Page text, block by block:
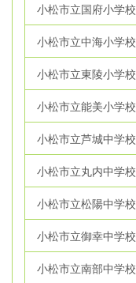
小松市立国府小学校
小松市立中海小学校
小松市立東陵小学校
小松市立能美小学校
小松市立芦城中学校
小松市立丸内中学校
小松市立松陽中学校
小松市立御幸中学校
小松市立南部中学校